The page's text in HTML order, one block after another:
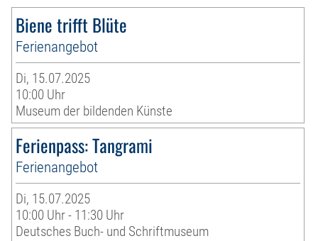
Biene trifft Blüte
Ferienangebot
Di, 15.07.2025
10:00 Uhr
Museum der bildenden Künste
Ferienpass: Tangrami
Ferienangebot
Di, 15.07.2025
10:00 Uhr - 11:30 Uhr
Deutsches Buch- und Schriftmuseum